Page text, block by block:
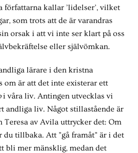
författarna kallar ’lidelser’, vilket
som trots att de är varandras
orsak i att vi inte ser klart på oss
eller självömkan.
lärare i den kristna
om är att det inte existerar ett
i våra liv. Antingen utvecklas vi
andliga liv. Något stillastående är
Teresa av Avila uttrycker det: Om
du tillbaka. Att ”gå framåt” är i det
bli mer mänsklig, medan det